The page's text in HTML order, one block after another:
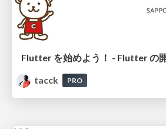
Flutter を始めよう！ - Flutter の
tacck
PRO